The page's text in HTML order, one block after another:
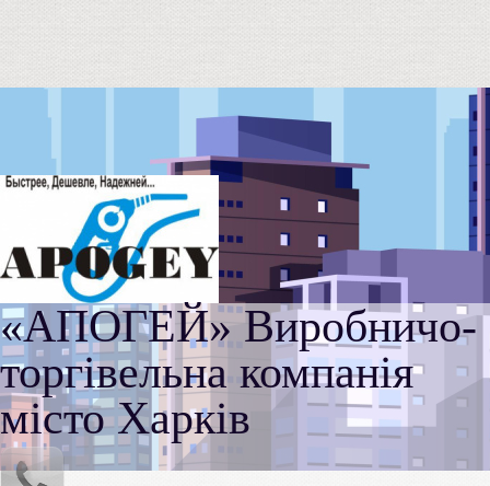
«АПОГЕЙ» Виробничо-
торгівельна компанія
місто Харків